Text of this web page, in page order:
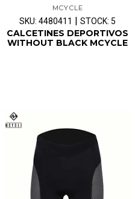
MCYCLE
SKU: 4480411 | STOCK: 5
CALCETINES DEPORTIVOS
WITHOUT BLACK MCYCLE